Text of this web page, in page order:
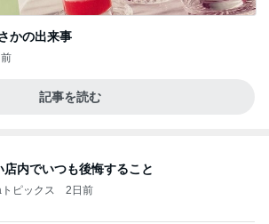
かの出来事
記事を読む
店内でいつも後悔すること
ピックス 2日前